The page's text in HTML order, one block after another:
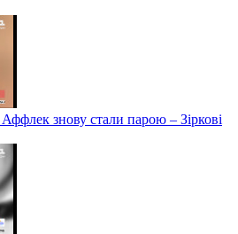
знову стали парою – Зіркові